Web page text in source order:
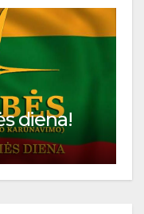
diena!